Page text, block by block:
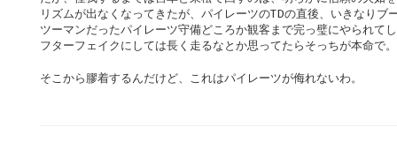
リズムが出なくなってきたが、パイレーツのTDの直後、いきなりブ
ツーマンだったパイレーツ守備どころか観客まで完っ璧にやられて
フターフェイクにしては長く走るなとか思ってたらそっちが本命で。
そこから膠着するんだけど、これはパイレーツが侮れないわ。